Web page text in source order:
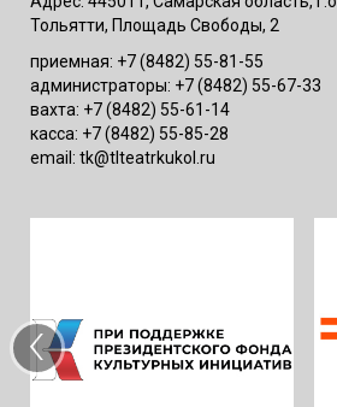
Тольятти, Площадь Свободы, 2
приемная: +7 (8482) 55-81-55
администраторы: +7 (8482) 55-67-33
вахта: +7 (8482) 55-61-14
касса: +7 (8482) 55-85-28
email: tk@tlteatrkukol.ru
‹